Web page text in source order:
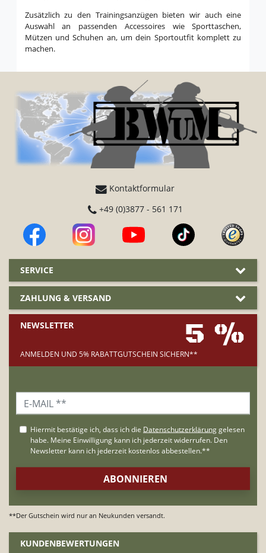
Zusätzlich zu den Trainingsanzügen bieten wir auch eine
Auswahl an passenden Accessoires wie Sporttaschen,
Mützen und Schuhen an, um dein Sportoutfit komplett zu
machen.
Kontaktformular
+49 (0)3877 - 561 171
SERVICE
ZAHLUNG & VERSAND
NEWSLETTER 5 %
ANMELDEN UND 5% RABATTGUTSCHEIN SICHERN**
**Der Gutschein wird nur an Neukunden versandt.
KUNDENBEWERTUNGEN